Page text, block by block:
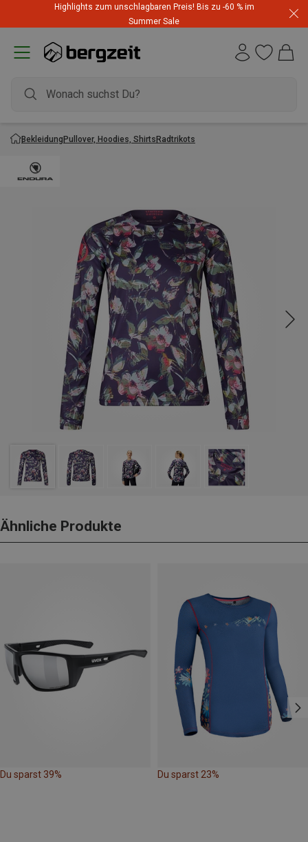
Highlights zum unschlagbaren Preis! Bis zu -60 % im
Summer Sale
BekleidungPullover, Hoodies, ShirtsRadtrikots
Ähnliche Produkte
Du sparst 39% Du sparst 23%